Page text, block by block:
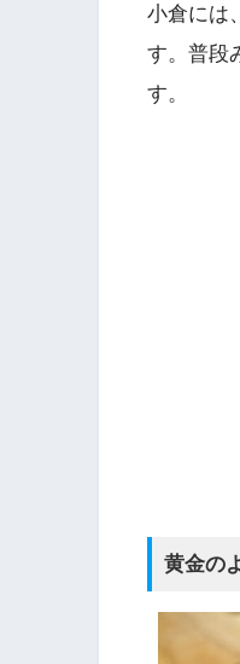
小倉には
す。普段
す。
黄金の